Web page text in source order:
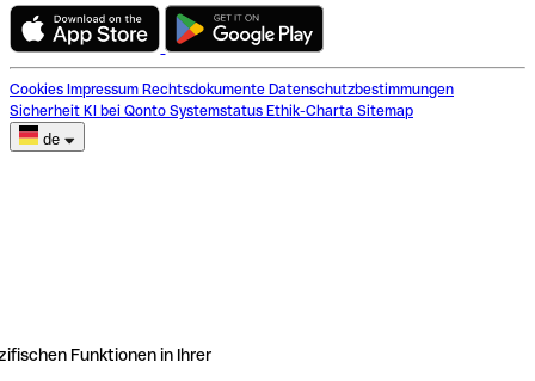
Cookies Impressum Rechtsdokumente Datenschutzbestimmungen
Sicherheit KI bei Qonto Systemstatus Ethik-Charta Sitemap
de
Funktionen in Ihrer